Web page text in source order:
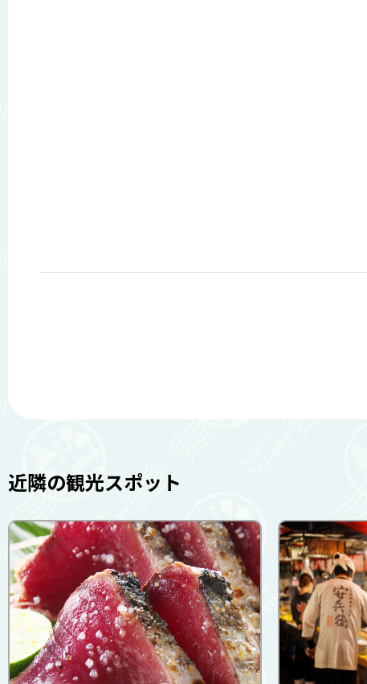
近隣の観光スポット